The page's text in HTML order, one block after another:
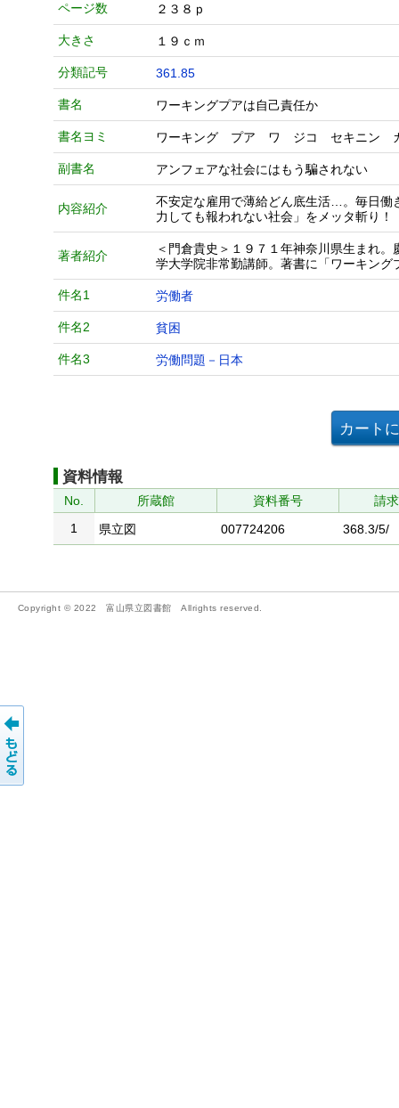
ページ数 ２３８ｐ
大きさ １９ｃｍ
分類記号 361.85
書名 ワーキングプアは自己責任か
書名ヨミ ワーキング プア ワ ジコ セキニン
副書名 アンフェアな社会にはもう騙されない
内容紹介
不安定な雇用で薄給どん底生活…。毎日働
力しても報われない社会」をメッタ斬り
著者紹介
＜門倉貴史＞１９７１年神奈川県生まれ
学大学院非常勤講師。著書に「ワーキン
件名1 労働者
件名2 貧困
件名3 労働問題－日本
資料情報
No. 所蔵館 資料番号
請
1
県立図 007724206 368.3/5/
Copyright © 2022 富山県立図書館 Allrights reserved.